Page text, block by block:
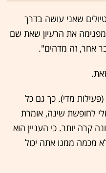
שאני עושה בדרך
את הרעיון שאת שם
אחר, זה מדהים".
(פעילות מדי). כך גם כל
לחופשת שינה, אומרת
קרה יותר. כי העניין הוא
מכמה ממנו אתה יכול